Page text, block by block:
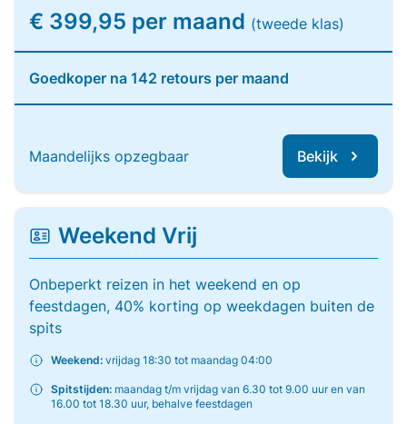
€ 399,95 per maand (tweede klas)
Goedkoper na 142 retours per maand
Maandelijks opzegbaar Bekijk
Weekend Vrij
Onbeperkt reizen in het weekend en op
feestdagen, 40% korting op weekdagen buiten de
spits
Weekend: vrijdag 18:30 tot maandag 04:00
Spitstijden: maandag t/m vrijdag van 6.30 tot 9.00 uur en van
16.00 tot 18.30 uur, behalve feestdagen